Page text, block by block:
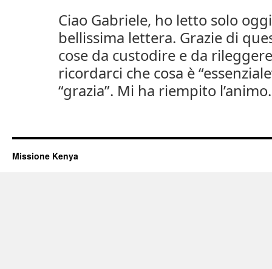
Ciao Gabriele, ho letto solo
bellissima lettera. Grazie di
cose da custodire e da
ricordarci che cosa è
“grazia”. Mi ha riempito l’animo.
Missione Kenya